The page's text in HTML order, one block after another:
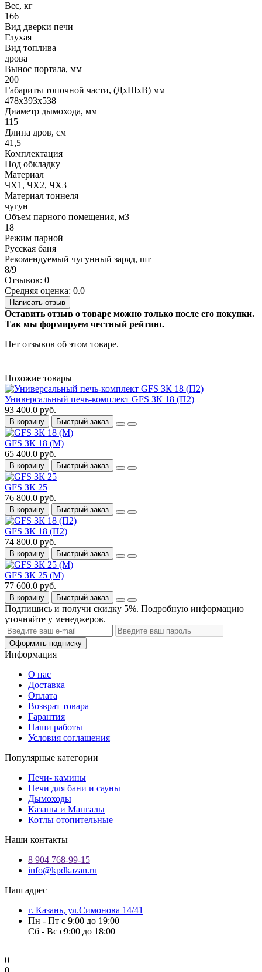
Вес, кг
166
Вид дверки печи
Глухая
Вид топлива
дрова
Вынос портала, мм
200
Габариты топочной части, (ДхШхВ) мм
478х393х538
Диаметр дымохода, мм
115
Длина дров, см
41,5
Комплектация
Под обкладку
Материал
ЧХ1, ЧХ2, ЧХ3
Материал тоннеля
чугун
Объем парного помещения, м3
18
Режим парной
Русская баня
Рекомендуемый чугунный заряд, шт
8/9
Отзывов: 0
Средняя оценка: 0.0
Написать отзыв
Оставить отзыв о товаре можно только после его покупки.
Так мы формируем честный рейтинг.
Нет отзывов об этом товаре.
Похожие товары
Универсальный печь-комплект GFS ЗК 18 (П2)
93 400.0 руб.
В корзину Быстрый заказ
GFS ЗК 18 (М)
65 400.0 руб.
В корзину Быстрый заказ
GFS ЗК 25
76 800.0 руб.
В корзину Быстрый заказ
GFS ЗК 18 (П2)
74 800.0 руб.
В корзину Быстрый заказ
GFS ЗК 25 (М)
77 600.0 руб.
В корзину Быстрый заказ
Подпишись и получи скидку 5%. Подробную информацию
уточняйте у менеджеров.
Оформить подписку
Информация
О нас
Доставка
Оплата
Возврат товара
Гарантия
Наши работы
Условия соглашения
Популярные категории
Печи- камины
Печи для бани и сауны
Дымоходы
Казаны и Мангалы
Котлы отопительные
Наши контакты
8 904 768-99-15
info@kpdkazan.ru
Наш адрес
г. Казань, ул.Симонова 14/41
Пн - Пт с 9:00 до 19:00
Сб - Вс с9:00 до 18:00
0